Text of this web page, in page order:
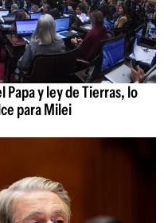
y ley de Tierras, lo
para Milei